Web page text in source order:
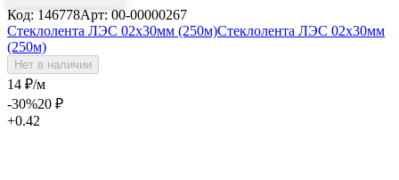
Код: 146778Арт: 00-00000267
Стеклолента ЛЭС 02х30мм (250м)Стеклолента ЛЭС 02х30мм
(250м)
Нет в наличии
14 ₽/м
-30%20 ₽
+0.42